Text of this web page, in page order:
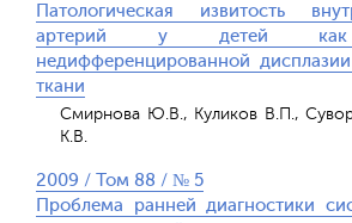
Патологическая извитость
артерий у детей как
недифференцированной
ткани
Смирнова Ю.В., Куликов В.П.,
К.В.
2009 / Том 88 / № 5
Проблема ранней диагностики